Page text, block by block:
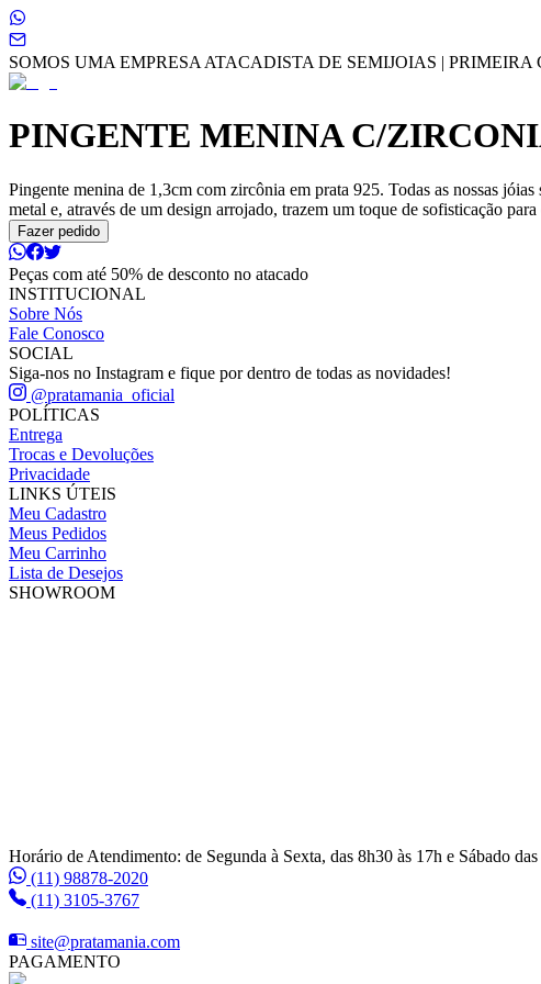
SOMOS UMA EMPRESA ATACADISTA DE SEMIJOIAS | PRIMEIRA
PINGENTE MENINA C/
Pingente menina de 1,3cm com zircônia em prata 925. Todas as nossas
metal e, através de um design arrojado, trazem um toque de sofisticação
Fazer pedido
Peças com até 50% de desconto no atacado
INSTITUCIONAL
Sobre Nós
Fale Conosco
SOCIAL
Siga-nos no Instagram e fique por dentro de todas as novidades!
@pratamania_oficial
POLÍTICAS
Entrega
Trocas e Devoluções
Privacidade
LINKS ÚTEIS
Meu Cadastro
Meus Pedidos
Meu Carrinho
Lista de Desejos
SHOWROOM
Horário de Atendimento: de Segunda à Sexta, das 8h30 às 17h e Sábado
(11) 98878-2020
(11) 3105-3767
site@pratamania.com
PAGAMENTO